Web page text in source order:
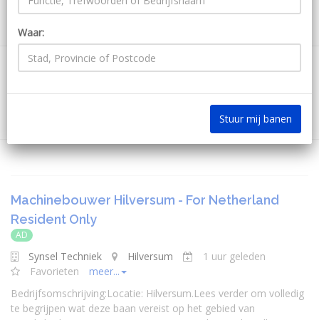
71 Jobs bij Kracht-Recruitment
Machinebouwer Hilversum - For Netherland
Resident Only
AD
Synsel Techniek Hilversum
1 uur geleden
Favorieten
meer...
Bedrijfsomschrijving:Locatie: Hilversum.Lees verder om volledig
te begrijpen wat deze baan vereist op het gebied van
Waar:
Stuur mij banen